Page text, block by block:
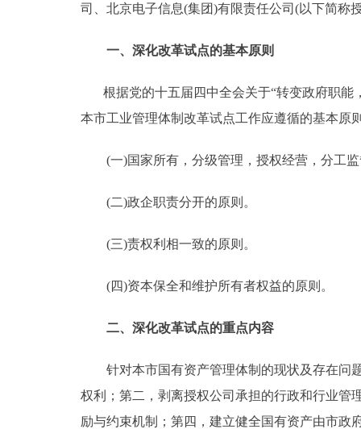
北京概况
绿色北京
ESPAÑOL
ITALIANO
司、北京电子信息(集团)有限责任公司(以下简称
一、深化改革试点的基本原则
根据党的十五届四中全会关于“转变政府职能
本市工业管理体制改革试点工作应遵循的基本原
(一)国家所有，分级管理，授权经营，分工监
(二)政企职责分开的原则。
(三)责权利相一致的原则。
(四)资本保全和维护所有者权益的原则。
二、深化改革试点的重点内容
针对本市国有资产管理体制的现状及存在问题
权利；第二，剥离授权公司承担的行政和行业管
励与约束机制；第四，建立健全国有资产由市政